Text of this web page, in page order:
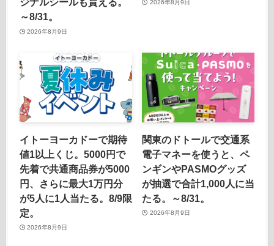
～8/31。
2026年8月9日
2026年8月9日
イトーヨーカドーで期待
値1以上くじ。5000円で
先着で共通商品券が5000
円、さらに最大1万円分
が5人に1人当たる。8/9限
定。
2026年8月9日
関東のドトールで交通系
電子マネーを使うと、ペ
ンギンやPASMOグッズ
が抽選で合計1,000人に当
たる。～8/31。
2026年8月9日